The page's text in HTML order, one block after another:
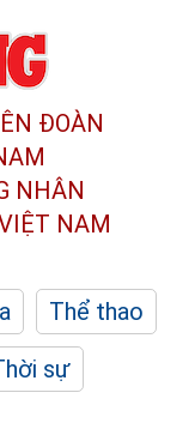
ĐOÀN
NHÂN
NAM
Thể thao
sự